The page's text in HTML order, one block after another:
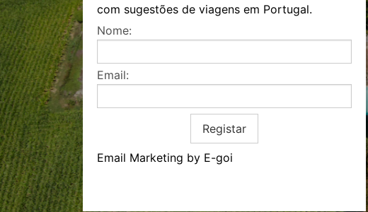
com sugestões de viagens em Portugal.
Nome:
Email:
Registar
Email Marketing by E-goi